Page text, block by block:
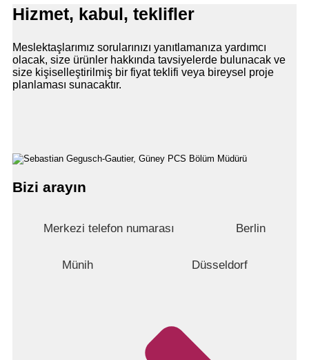
Hizmet, kabul, teklifler
Meslektaşlarımız sorularınızı yanıtlamanıza yardımcı
olacak, size ürünler hakkında tavsiyelerde bulunacak ve
size kişiselleştirilmiş bir fiyat teklifi veya bireysel proje
planlaması sunacaktır.
Bizi arayın
Merkezi telefon numarası Berlin
Münih Düsseldorf